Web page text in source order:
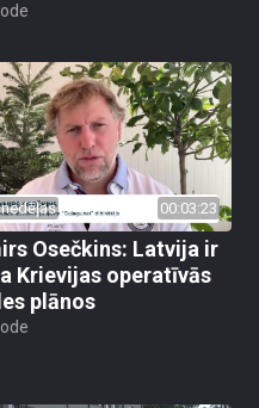
00:03:23
Osečkins: Latvija ir
Krievijas operatīvās
plānos